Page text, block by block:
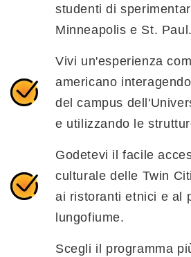
studenti di
Minneapolis e St. Paul.
Vivi un'esperienza
americano
del campus
e utilizzando le
Godetevi il facile
culturale delle Twin
ai ristoranti etnici e al
lungofiume.
Scegli il programma